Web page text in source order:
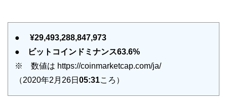
●
¥29,493,288,847,973
●
ビットコインドミナンス63.6%
※ 数値は https://coinmarketcap.com/ja/
（2020年2月26日 05:31ころ）